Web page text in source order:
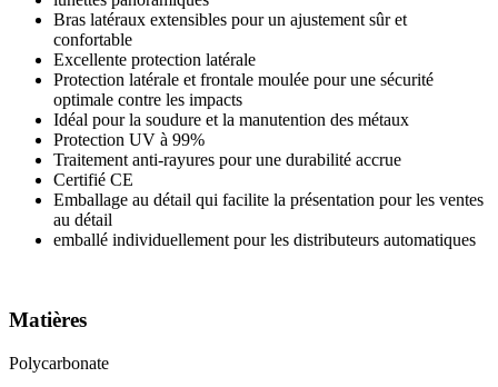
Bras latéraux extensibles pour un ajustement sûr et
confortable
Excellente protection latérale
Protection latérale et frontale moulée pour une sécurité
optimale contre les impacts
Idéal pour la soudure et la manutention des métaux
Protection UV à 99%
Traitement anti-rayures pour une durabilité accrue
Certifié CE
Emballage au détail qui facilite la présentation pour les ventes
au détail
emballé individuellement pour les distributeurs automatiques
Matières
Polycarbonate